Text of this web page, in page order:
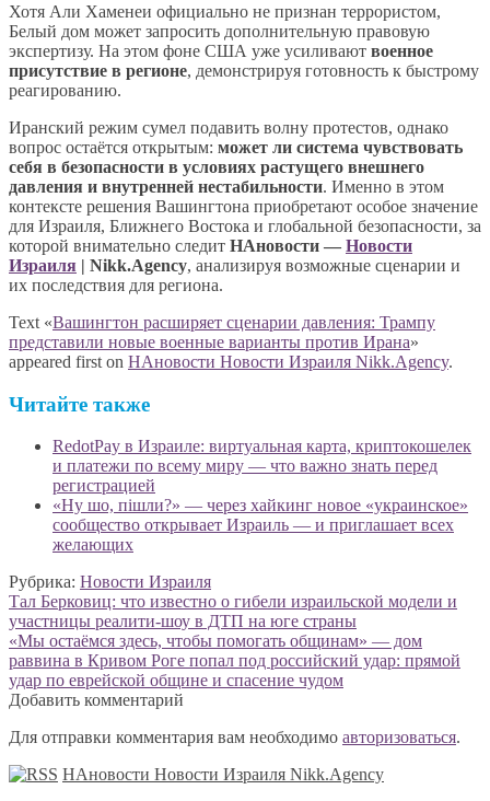
Хотя Али Хаменеи официально не признан террористом,
Белый дом может запросить дополнительную правовую
экспертизу. На этом фоне США уже усиливают военное
присутствие в регионе, демонстрируя готовность к быстрому
реагированию.
Иранский режим сумел подавить волну протестов, однако
вопрос остаётся открытым: может ли система чувствовать
себя в безопасности в условиях растущего внешнего
давления и внутренней нестабильности. Именно в этом
контексте решения Вашингтона приобретают особое значение
для Израиля, Ближнего Востока и глобальной безопасности, за
которой внимательно следит НАновости — Новости
Израиля | Nikk.Agency, анализируя возможные сценарии и
их последствия для региона.
Text «Вашингтон расширяет сценарии давления: Трампу
представили новые военные варианты против Ирана»
appeared first on НАновости Новости Израиля Nikk.Agency.
Читайте также
RedotPay в Израиле: виртуальная карта, криптокошелек
и платежи по всему миру — что важно знать перед
регистрацией
«Ну шо, пішли?» — через хайкинг новое «украинское»
сообщество открывает Израиль — и приглашает всех
желающих
Рубрика: Новости Израиля
Навигация
по
записям
Предыдущая
запись:
Тал Берковиц: что известно о гибели израильской модели и
участницы реалити-шоу в ДТП на юге страны
Следующая
запись:
«Мы остаёмся здесь, чтобы помогать общинам» — дом
раввина в Кривом Роге попал под российский удар: прямой
удар по еврейской общине и спасение чудом
Добавить комментарий
Для отправки комментария вам необходимо авторизоваться.
НАновости Новости Израиля Nikk.Agency